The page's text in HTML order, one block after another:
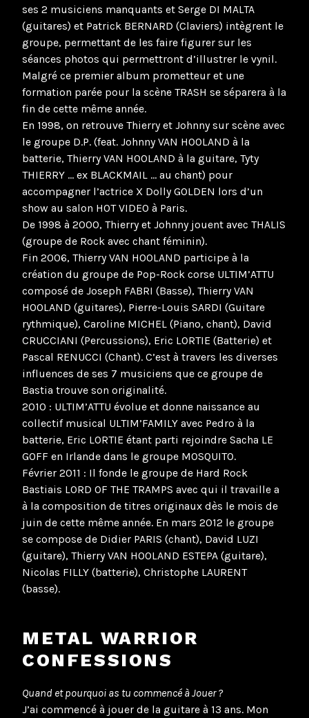
ses 2 musiciens manquants et Serge DI MALTA
(guitares) et Patrick BERNARD (Claviers) intègrent le
groupe, permettant de les faire figurer sur les
séances photos qui permettront d’illustrer le vynil.
Malgré ce premier album prometteur et une
formation parée pour la scène TRASH se séparera à la
fin de cette même année.
En 1998, on retrouve Thierry et Johnny sur scène avec
le groupe D.P. (feat. Johnny VAN HOOLAND à la
batterie, Thierry VAN HOOLAND à la guitare, Tyty
THIERRY … ex BLACKMAIL … au chant) pour
accompagner l’actrice X Dolly GOLDEN lors d’un
show au salon HOT VIDEO à Paris.
De 1998 à 2000, Thierry et Johnny jouent avec THALIS
(groupe de Rock avec chant féminin).
Fin 2006, Thierry VAN HOOLAND participe à la
création du groupe de Pop-Rock corse ULTIM’ATTU
composé de Joseph FABRI (Basse), Thierry VAN
HOOLAND (guitares), Pierre-Louis SARDI (Guitare
rythmique), Caroline MICHEL (Piano, chant), David
CRUCCIANI (Percussions), Eric LORTIE (Batterie) et
Pascal RENUCCI (Chant). C’est à travers les diverses
influences de ses 7 musiciens que ce groupe de
Bastia trouve son originalité.
2010 : ULTIM’ATTU évolue et donne naissance au
collectif musical ULTIM’FAMILY avec Pedro à la
batterie, Eric LORTIE étant parti rejoindre Sacha LE
GOFF en Irlande dans le groupe MOSQUITO.
Février 2011 : Il fonde le groupe de Hard Rock
Bastiais LORD OF THE TRAMPS avec qui il travaille a
à la composition de titres originaux dès le mois de
juin de cette même année. En mars 2012 le groupe
se compose de Didier PARIS (chant), David LUZI
(guitare), Thierry VAN HOOLAND ESTEPA (guitare),
Nicolas FILLY (batterie), Christophe LAURENT
(basse).
METAL WARRIOR
CONFESSIONS
Quand et pourquoi as tu commencé à Jouer ?
J’ai commencé à jouer de la guitare à 13 ans. Mon